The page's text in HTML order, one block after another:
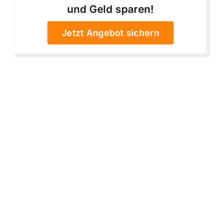
und Geld sparen!
Jetzt Angebot sichern